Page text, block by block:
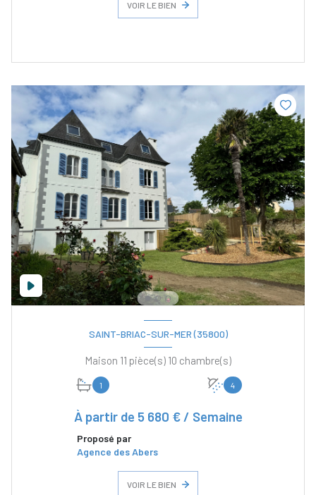
VOIR LE BIEN
SAINT-BRIAC-SUR-MER (35800)
Maison 11 pièce(s) 10 chambre(s)
1 4
À partir de 5 680 € / Semaine
Proposé par
Agence des Abers
VOIR LE BIEN